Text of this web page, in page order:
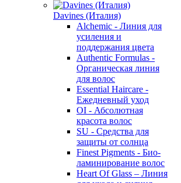
Davines (Италия)
Alchemic - Линия для
усиления и
поддержания цвета
Authentic Formulas -
Органическая линия
для волос
Essential Haircare -
Eжедневный уход
OI - Абсолютная
красота волос
SU - Средства для
защиты от солнца
Finest Pigments - Био-
ламинирование волос
Heart Of Glass – Линия